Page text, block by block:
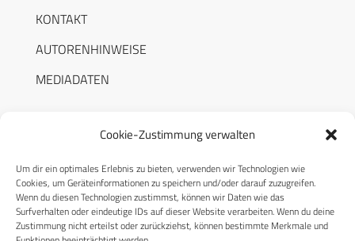
Cookie-Zustimmung verwalten
Um dir ein optimales Erlebnis zu bieten, verwenden wir Technologien wie
Cookies, um Geräteinformationen zu speichern und/oder darauf zuzugreifen.
Wenn du diesen Technologien zustimmst, können wir Daten wie das
Surfverhalten oder eindeutige IDs auf dieser Website verarbeiten. Wenn du deine
Zustimmung nicht erteilst oder zurückziehst, können bestimmte Merkmale und
KONTAKT
AUTORENHINWEISE
MEDIADATEN
RECHTLICHES
Datenschutzerklärung